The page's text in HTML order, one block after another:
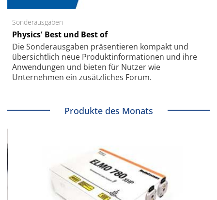
Sonderausgaben
Physics' Best und Best of
Die Sonder­ausgaben präsentieren kompakt und
übersichtlich neue Produkt­informationen und ihre
Anwendungen und bieten für Nutzer wie
Unternehmen ein zusätzliches Forum.
Produkte des Monats